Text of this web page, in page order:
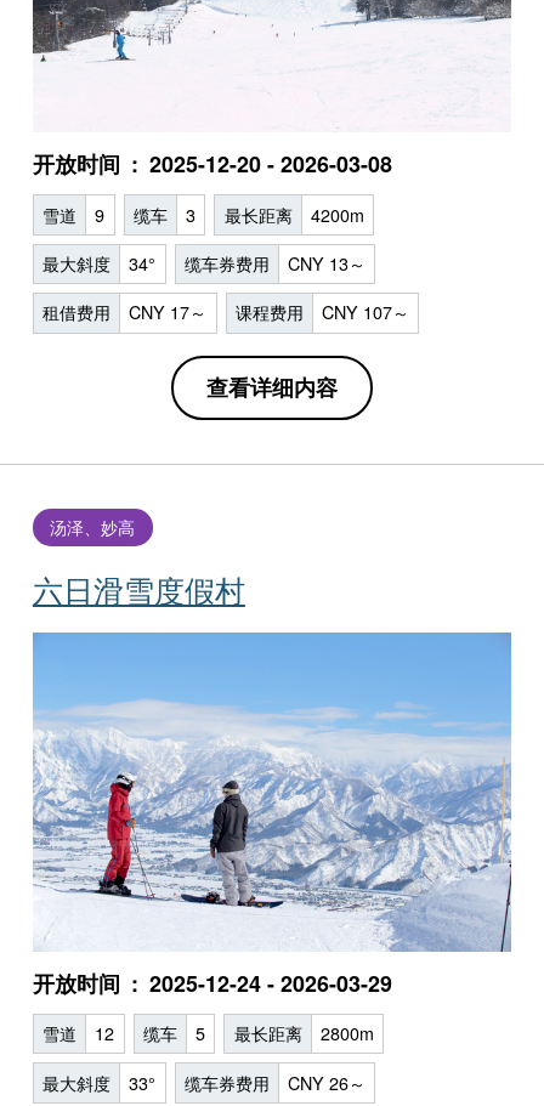
开放时间 2025-12-20 - 2026-03-08
雪道 9 缆车 3 最长距离 4200m
最大斜度 34° 缆车券费用 CNY 13～
租借费用 CNY 17～ 课程费用 CNY 107～
查看详细内容
六日滑雪度假村
汤泽、妙高
开放时间 2025-12-24 - 2026-03-29
雪道 12 缆车 5 最长距离 2800m
最大斜度 33° 缆车券费用 CNY 26～